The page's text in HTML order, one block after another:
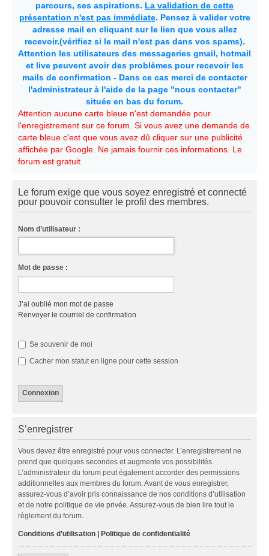
parcours, ses aspirations. La validation de cette
présentation n'est pas immédiate. Pensez à valider votre
adresse mail en cliquant sur le lien que vous allez
recevoir.(vérifiez si le mail n'est pas dans vos spams).
Attention les utilisateurs des messageries gmail, hotmail
et live peuvent avoir des problèmes pour recevoir les
mails de confirmation - Dans ce cas merci de contacter
l'administrateur à l'aide de la page "nous contacter"
située en bas du forum.
Attention aucune carte bleue n'est demandée pour
l'enregistrement sur ce forum. Si vous avez une demande de
carte bleue c'est que vous avez dû cliquer sur une publicité
affichée par Google. Ne jamais fournir ces informations. Le
forum est gratuit.
Le forum exige que vous soyez enregistré et connecté
pour pouvoir consulter le profil des membres.
Nom d’utilisateur :
Mot de passe :
J’ai oublié mon mot de passe
Renvoyer le courriel de confirmation
Se souvenir de moi
Cacher mon statut en ligne pour cette session
S’enregistrer
Vous devez être enregistré pour vous connecter. L’enregistrement ne
prend que quelques secondes et augmente vos possibilités.
L’administrateur du forum peut également accorder des permissions
additionnelles aux membres du forum. Avant de vous enregistrer,
assurez-vous d’avoir pris connaissance de nos conditions d’utilisation
et de notre politique de vie privée. Assurez-vous de bien lire tout le
règlement du forum.
Conditions d’utilisation Politique de confidentialité